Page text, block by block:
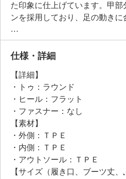
た印象に仕上げています。甲部
ンを採用しており、足の動きに
ット。シューレース風の見た目
を両立しています。
ライニングはきめ細かなメッシ
のある履き心地です。グリップ
しました。
●ワイズ幅が狭めのため、迷っ
すすめ
仕様・詳細
【詳細】
・トゥ：ラウンド
・ヒール：フラット
・ファスナー：なし
【素材】
・外側：ＴＰＥ
・内側：ＴＰＥ
・アウトソール：ＴＰＥ
【サイズ（履き口、ブーツ丈、